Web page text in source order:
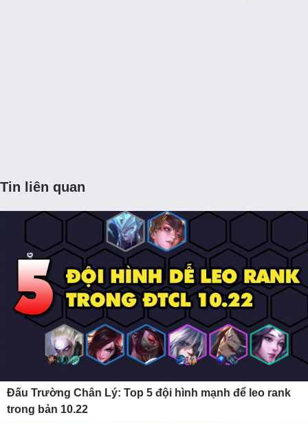
Tin liên quan
Đấu Trường Chân Lý: Top 5 đội hình mạnh để leo rank
trong bản 10.22